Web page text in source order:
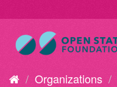
Organizations